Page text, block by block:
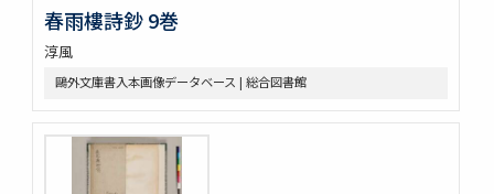
春雨樓詩鈔 9巻
淳風
鷗外文庫書入本画像データベース | 総合図書館